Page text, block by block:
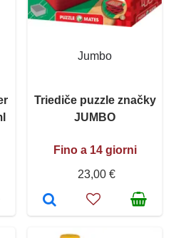
Jumbo
Triediče puzzle značky
JUMBO
Fino a 14 giorni
23,00 €